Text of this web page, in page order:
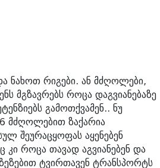
ნახოთ რიგები. ან მძღოლები,
მგზავრებს როცა დაგვიანებაზე
გამოთქვამენ.. ნუ
მძღოლებით ზაქარია
შეურაცყოფას აყენებენ
კი როცა თავად აგვიანებენ და
ტვირთავენ ტრანსპორტს